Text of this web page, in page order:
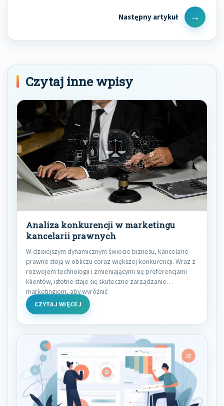
Next
Post
Czytaj inne wpisy
Analiza konkurencji w marketingu
kancelarii prawnych
W dzisiejszym dynamicznym świecie biznesu, kancelarie
prawne stoją w obliczu coraz większej konkurencji. Wraz z
rozwojem technologii i zmieniającymi się preferencjami
klientów, istotne staje się skuteczne zarządzanie
marketingiem, aby wyróżnić
CZYTAJ WIĘCEJ